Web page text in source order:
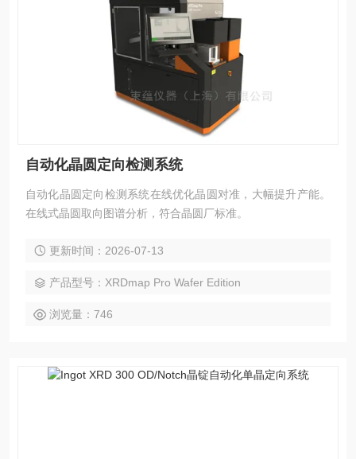
自动化晶圆定向检测系统
自动化晶圆定向检测系统在线优化晶圆对准，大幅提升产能。
在线式晶圆取向图谱分析，符合晶圆厂标准。
更新时间：2026-07-13
产品型号：XRDmap Pro Wafer Edition
浏览量：746